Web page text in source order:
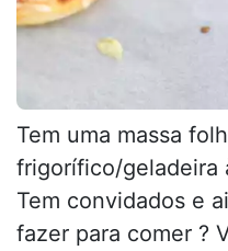
Tem uma massa
frigorífico/geladeira
Tem convidados e
fazer para comer ?